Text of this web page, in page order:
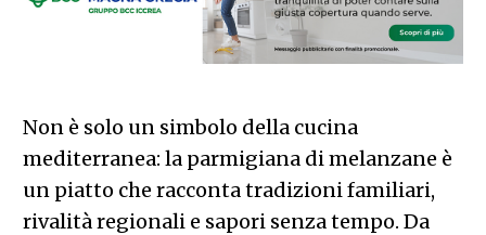
Non è solo un simbolo della cucina
mediterranea: la parmigiana di melanzane è
un piatto che racconta tradizioni familiari,
rivalità regionali e sapori senza tempo. Da